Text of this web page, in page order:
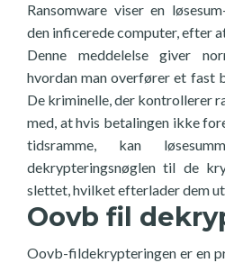
Ransomware viser en
den inficerede computer, efter
Denne meddelelse giver
hvordan man overfører et fast
De kriminelle, der kontrollerer
med, at hvis betalingen ikke
tidsramme, kan
dekrypteringsnøglen til de
slettet, hvilket efterlader dem
Oovb fil
Oovb-fildekrypteringen er en